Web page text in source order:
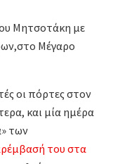
Μητσοτάκη με
Μέγαρο
οι πόρτες στον
και μία ημέρα
των
του στα